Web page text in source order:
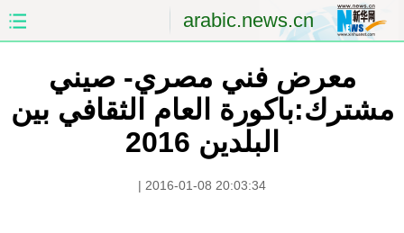
arabic.news.cn
الصفحة الأولى
الشرق الأوسط العالم
معرض فني مصري- صيني
مشترك:باكورة العام الثقافي بين
البلدين 2016
| 2016-01-08 20:03:34